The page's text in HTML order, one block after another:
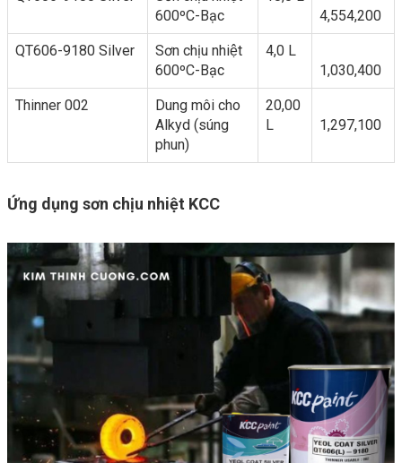
600ºC-Bạc
4,554,200
QT606-9180 Silver
Sơn chịu nhiệt
600ºC-Bạc
4,0 L
1,030,400
Thinner 002
Dung môi cho
Alkyd (súng
phun)
20,00
L
1,297,100
Ứng dụng sơn chịu nhiệt KCC